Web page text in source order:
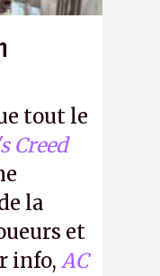
tout le
Creed
la
et
info, AC